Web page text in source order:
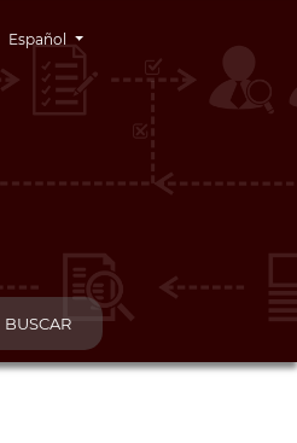
Cambiar el idioma. El idioma actual es:
Español
BUSCAR